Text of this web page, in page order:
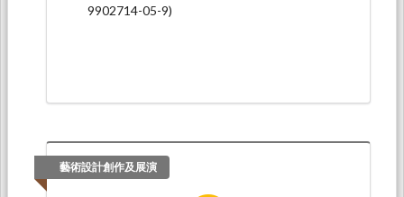
9902714-05-9)
藝術設計創作及展演